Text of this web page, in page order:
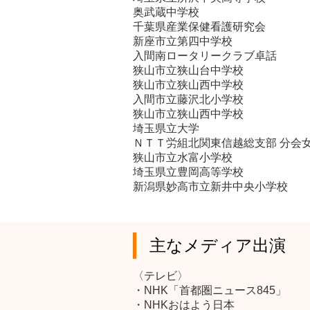
奥武蔵中学校
千葉県産業保健看護研究会
新座市立第四中学校
入間南ロータリークラブ卓話
狭山市立狭山台中学校
狭山市立狭山西中学校
入間市立藤沢北小学校
狭山市立狭山西中学校
埼玉県立大学
ＮＴＴ労組北関東信越総支部 分会
狭山市立水富小学校
埼玉県立豊岡高等学校
新潟県妙高市立新井中央小学校
主なメディア出演
〈テレビ〉
・NHK「首都圏ニュース845」
・NHKおはよう日本